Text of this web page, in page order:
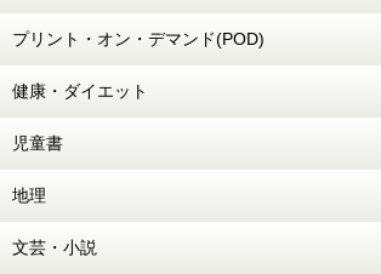
プリント・オン・デマンド(POD)
健康・ダイエット
児童書
地理
文芸・小説